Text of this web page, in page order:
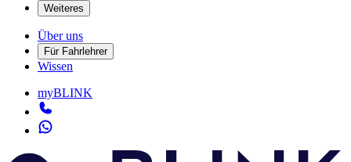
Weiteres
Über uns
Für Fahrlehrer
Wissen
myBLINK